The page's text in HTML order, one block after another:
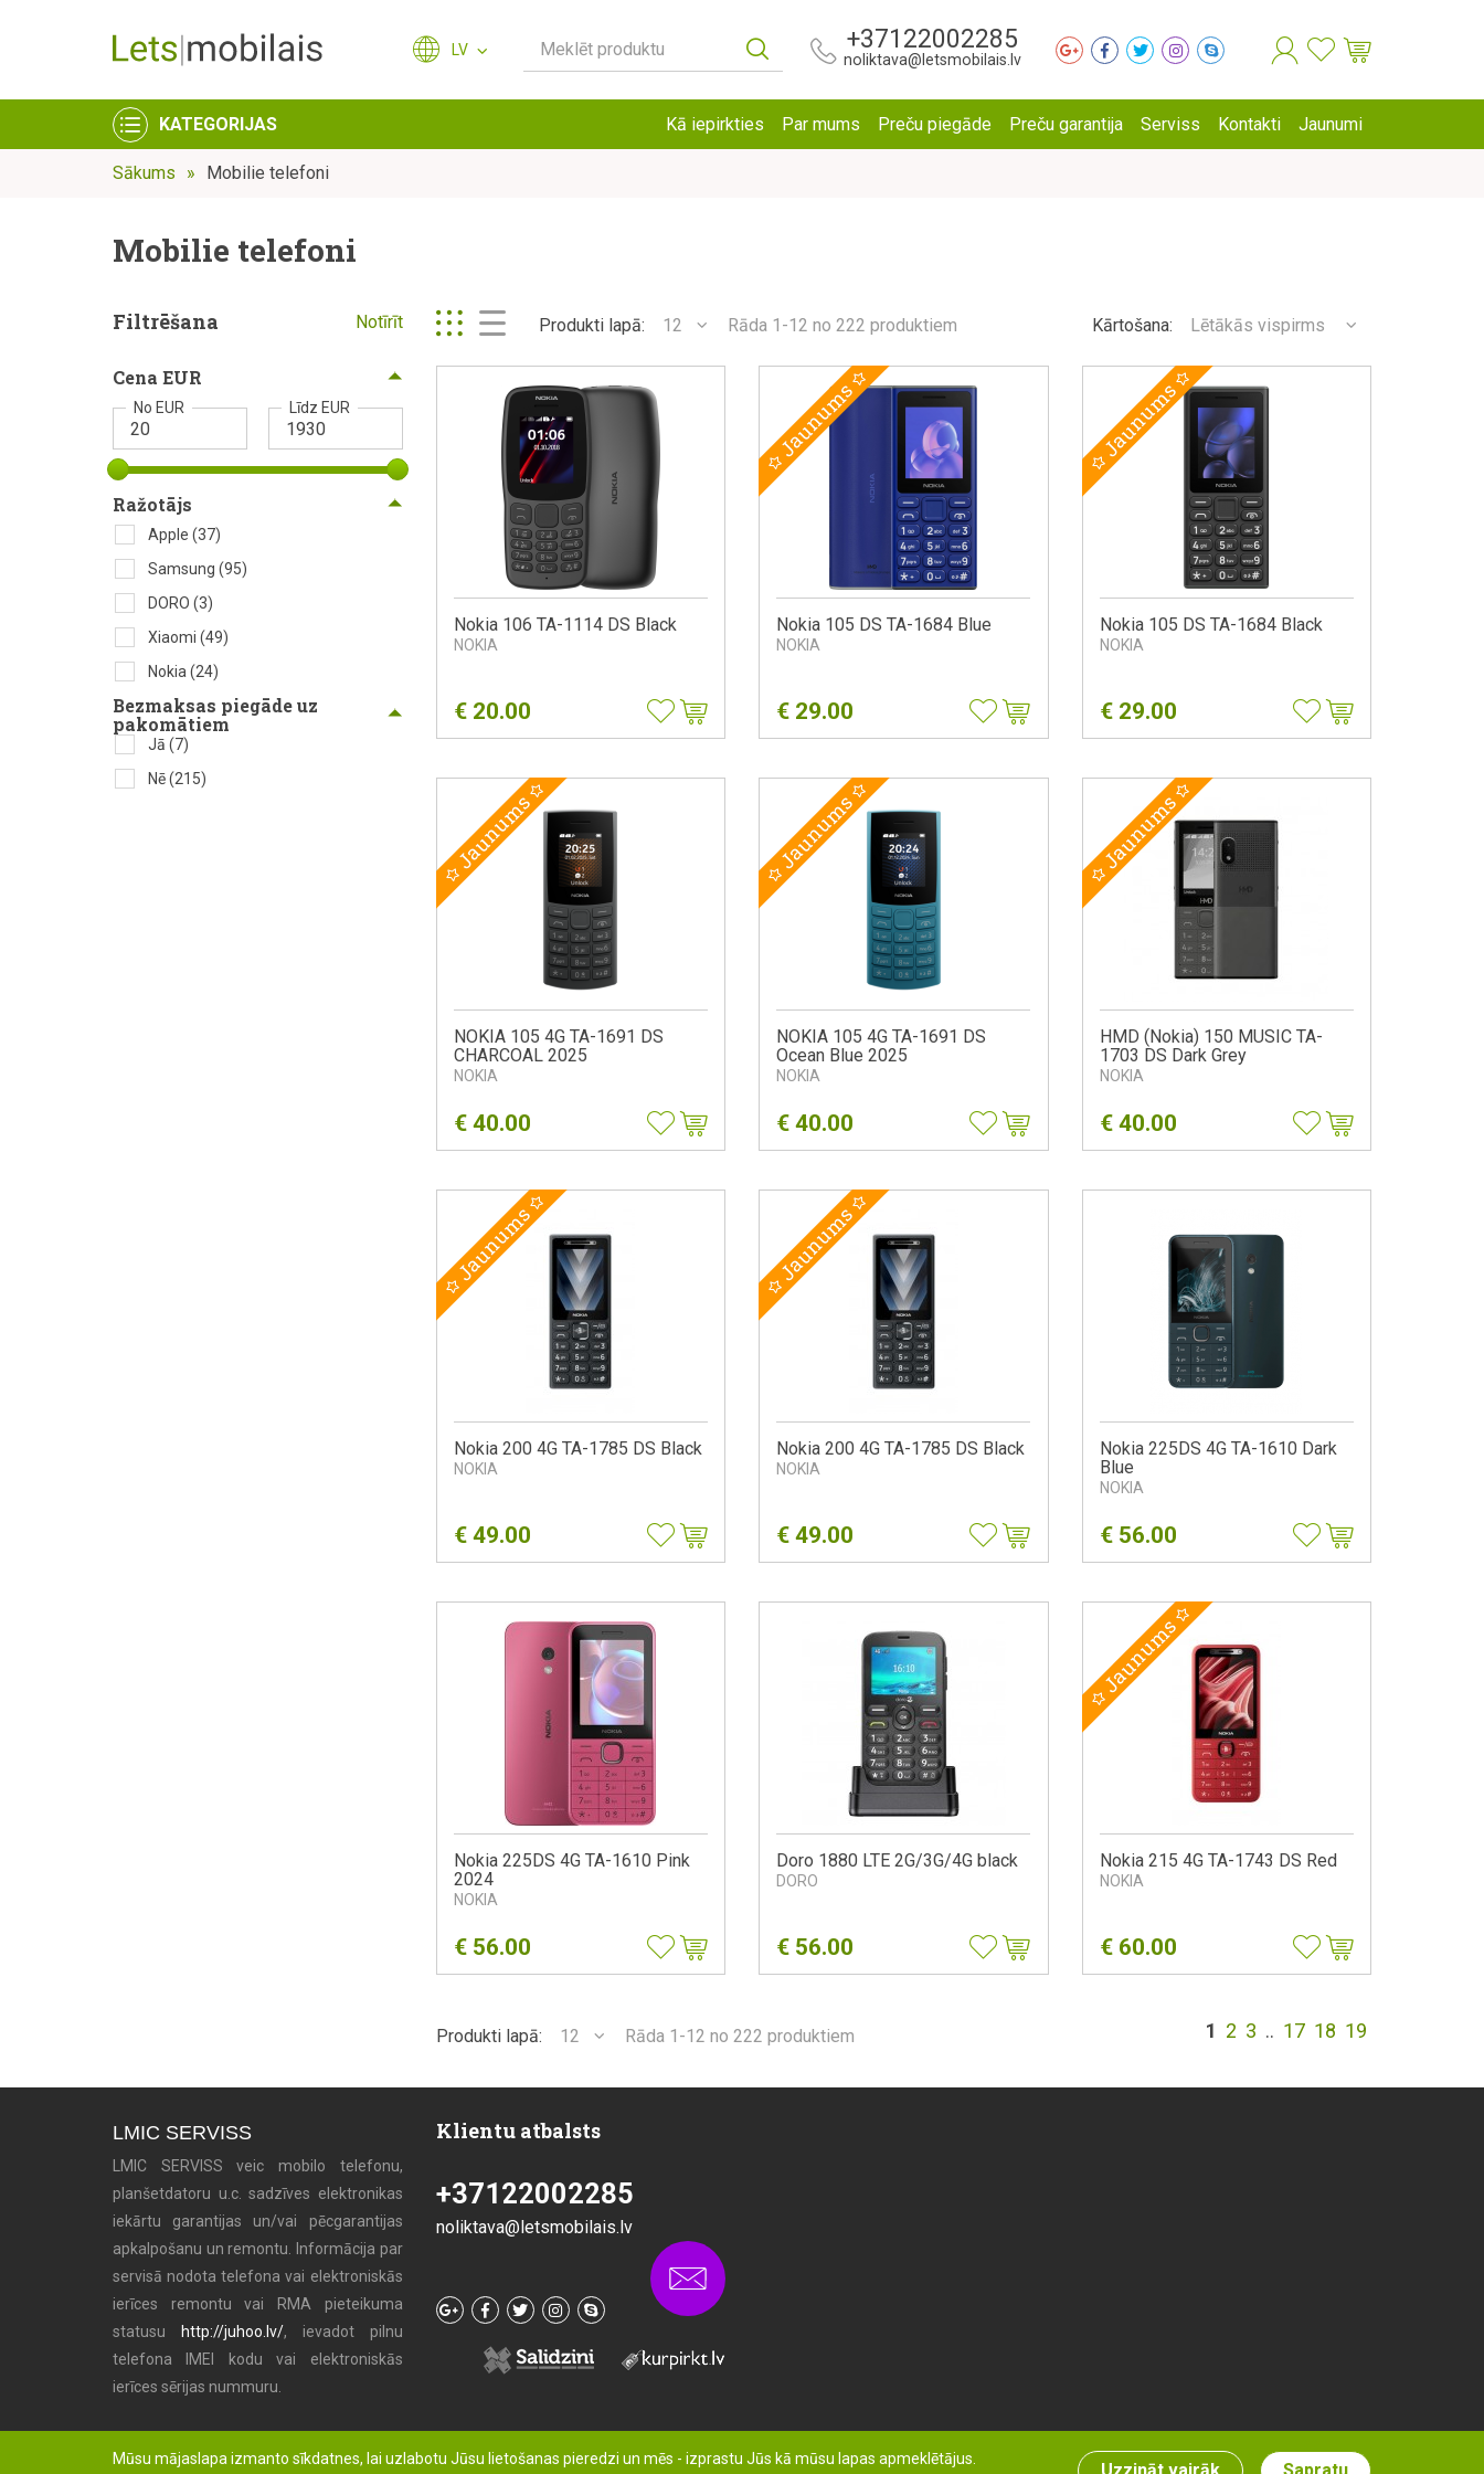
LV Meklēt produktu +37122002285
noliktava@letsmobilais.lv
KATEGORIJAS Kā iepirkties Par mums Preču piegāde Preču garantija Serviss Kontakti Jaunumi
Sākums Mobilie telefoni
Mobilie telefoni
Filtrēšana Notīrīt
Cena EUR
No EUR Līdz EUR
Ražotājs
Apple (37)
Samsung (95)
DORO (3)
Xiaomi (49)
Nokia (24)
Bezmaksas piegāde uz
pakomātiem
Jā (7)
Nē(215)
Produkti lapā: 12 Rāda 1-12 no 222 produktiem Kārtošana: Lētākās vispirms
Nokia 106 TA-1114 DS Black
NOKIA
€ 20.00
Nokia 105 DS TA-1684 Blue
NOKIA
€ 29.00
Jaunums
Nokia 105 DS TA-1684 Black
NOKIA
€ 29.00
Jaunums
NOKIA 105 4G TA-1691 DS
CHARCOAL 2025
NOKIA
€ 40.00
Jaunums
NOKIA 105 4G TA-1691 DS
Ocean Blue 2025
NOKIA
€40.00
Jaunums
HMD (Nokia) 150 MUSIC TA-
1703 DS Dark Grey
NOKIA
€ 40.00
Jaunums
Nokia 200 4G TA-1785 DS Black
NOKIA
€ 49.00
Jaunums
Nokia 200 4G TA-1785 DS Black
NOKIA
€49.00
Jaunums
Nokia 225DS 4G TA-1610 Dark
Blue
NOKIA
€ 56.00
Nokia 225DS 4G TA-1610 Pink
2024
NOKIA
€ 56.00
Doro 1880 LTE 2G/3G/4G black
DORO
€ 56.00
Nokia 215 4G TA-1743 DS Red
NOKIA
€ 60.00
Jaunums
Produkti lapā: 12 Rāda 1-12 no 222 produktiem 1 2 3 .. 17 18 19
LMIC SERVISS
LMIC SERVISS veic mobilo telefonu,
planšetdatoru u.c. sadzīves elektronikas
iekārtu garantijas un/vai pēcgarantijas
apkalpošanu un remontu. Informācija par
servisā nodota telefona vai elektroniskās
ierīces remontu vai RMA pieteikuma
statusu
http://juhoo.lv/, ievadot pilnu
telefona IMEI kodu vai elektroniskās
ierīces sērijas nummuru.
Klientu atbalsts
+37122002285
noliktava@letsmobilais.lv
Mūsu mājaslapa izmanto sīkdatnes, lai uzlabotu Jūsu lietošanas pieredzi un mēs - izprastu Jūs kā mūsu lapas apmeklētājus.